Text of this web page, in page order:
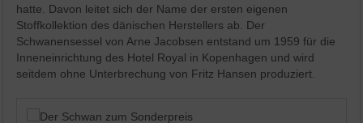
hatte. Davon leitet sich der Name der ersten eigenen
Stoffkollektion des dänischen Herstellers ab. Der
Schwanensessel von Arne Jacobsen entstand um 1959 für die
Inneneinrichtung des Hotel Royal in Kopenhagen und wird
seitdem ohne Unterbrechung von Fritz Hansen produziert.